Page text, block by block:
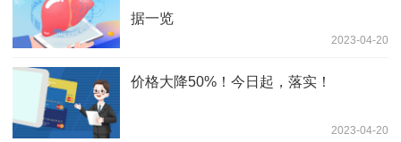
据一览
2023-04-20
价格大降50%！今日起，落实！
2023-04-20